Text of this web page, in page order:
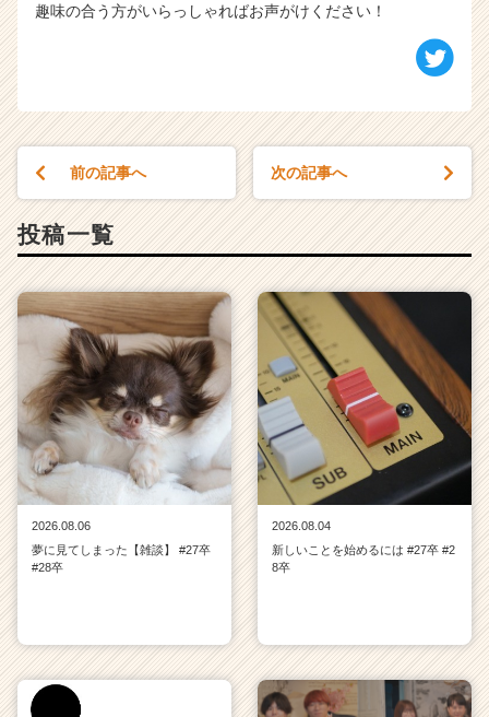
趣味の合う方がいらっしゃればお声がけください！
前の記事へ 次の記事へ
投稿一覧
2026.08.06
夢に見てしまった【雑談】 #27卒
#28卒
2026.08.04
新しいことを始めるには #27卒 #2
8卒